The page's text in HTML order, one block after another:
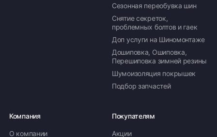
Сезонная переобувка шин
Снятие секреток,
проблемных болтов и гаек
Доп услуги на Шиномонтаже
Дошиповка, Ошиповка,
Перешиповка зимней резины
Шумоизоляция покрышек
Подбор запчастей
Компания
О компании
Покупателям
Акции